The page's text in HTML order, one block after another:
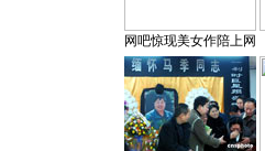
网吧惊现美女作陪上网